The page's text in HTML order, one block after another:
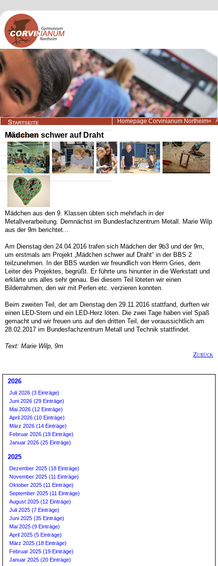
Navigation
überspringen
Startseite
Aktuelles
Wir über uns
Lernangebote
Beratung/Service
Kontakt
Homepage Corvinianum Northeim
Mädchen schwer auf Draht
Mädchen aus den 9. Klassen übten sich mehrfach in der
Metallverarbeitung. Demnächst im Bundesfachzentrum Metall. Marie Wilp
aus der 9m berichtet...
Am Dienstag den 24.04.2016 trafen sich Mädchen der 9b3 und der 9m,
um erstmals am Projekt „Mädchen schwer auf Draht“ in der BBS 2
teilzunehmen. In der BBS wurden wir freundlich von Herrn Gries, dem
Leiter des Projektes, begrüßt. Er führte uns hinunter in die Werkstatt und
erklärte uns alles sehr genau. Bei diesem Teil löteten wir einen
Bilderrahmen, den wir mit Perlen etc. verzieren konnten.
Beim zweiten Teil, der am Dienstag den 29.11.2016 stattfand, durften wir
einen LED-Stern und ein LED-Herz löten. Die zwei Tage haben viel Spaß
gemacht und wir freuen uns auf den dritten Teil, der voraussichtlich am
28.02.2017 im Bundesfachzentrum Metall und Technik stattfindet.
Text: Marie Wilp, 9m
Zurück
2026
Juli 2026 (3 Einträge)
Juni 2026 (29 Einträge)
Mai 2026 (12 Einträge)
April 2026 (10 Einträge)
März 2026 (14 Einträge)
Februar 2026 (19 Einträge)
Januar 2026 (25 Einträge)
2025
Dezember 2025 (18 Einträge)
November 2025 (11 Einträge)
Oktober 2025 (11 Einträge)
September 2025 (11 Einträge)
August 2025 (12 Einträge)
Juli 2025 (7 Einträge)
Juni 2025 (35 Einträge)
Mai 2025 (9 Einträge)
April 2025 (5 Einträge)
März 2025 (18 Einträge)
Februar 2025 (19 Einträge)
Januar 2025 (20 Einträge)